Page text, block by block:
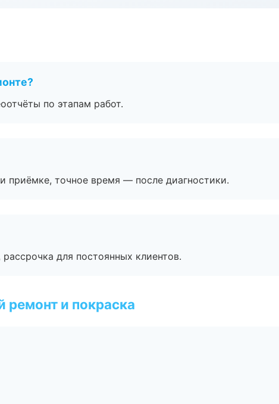
по этапам работ.
точное время — после диагностики.
для постоянных клиентов.
и покраска